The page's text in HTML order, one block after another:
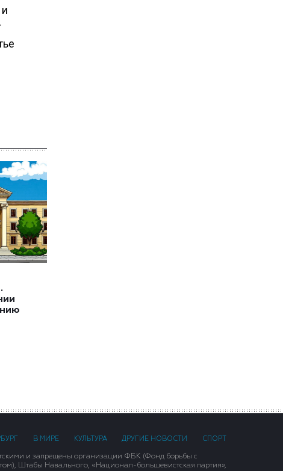
В МИРЕ КУЛЬТУРА ДРУГИЕ НОВОСТИ СПОРТ
и запрещены организации ФБК (Фонд борьбы с
Штабы Навального, «Национал-большевистская партия»,